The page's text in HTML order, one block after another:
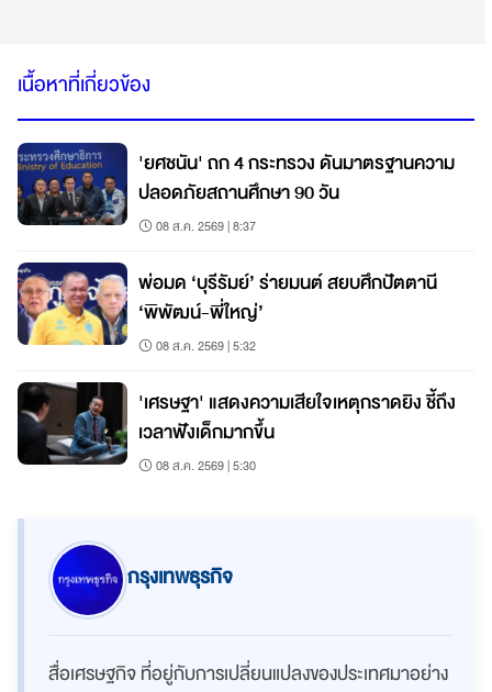
เนื้อหาที่เกี่ยวข้อง
'ยศชนัน' ถก 4 กระทรวง ดันมาตรฐานความ
ปลอดภัยสถานศึกษา 90 วัน
08 ส.ค. 2569 | 8:37
พ่อมด ‘บุรีรัมย์’ ร่ายมนต์ สยบศึกปัตตานี
‘พิพัฒน์-พี่ใหญ่’
08 ส.ค. 2569 | 5:32
'เศรษฐา' แสดงความเสียใจเหตุกราดยิง ชี้ถึง
เวลาฟังเด็กมากขึ้น
08 ส.ค. 2569 | 5:30
กรุงเทพธุรกิจ
สื่อเศรษฐกิจ ที่อยู่กับการเปลี่ยนแปลงของประเทศมาอย่าง